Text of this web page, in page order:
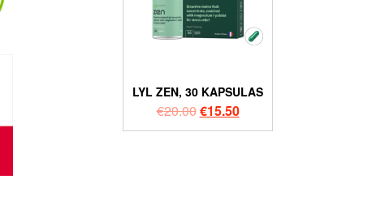
LYL ZEN, 30 KAPSULAS
€20.00€15.50